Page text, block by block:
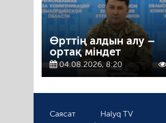
Өрттің алдын алу –
ортақ міндет
04.08.2026, 8:20
Саясат
Halyq TV